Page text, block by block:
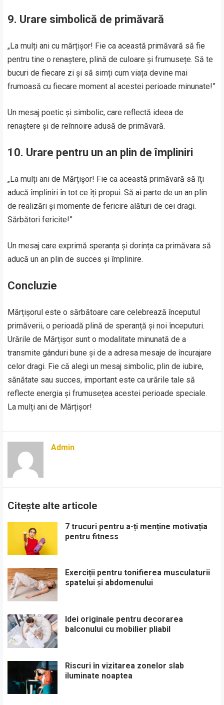
9. Urare simbolică de primăvară
„La mulți ani cu mărțișor! Fie ca această primăvară să fie
pentru tine o renaștere, plină de culoare și frumusețe. Să te
bucuri de fiecare zi și să simți cum viața devine mai
frumoasă cu fiecare moment al acestei perioade minunate!”
Un mesaj poetic și simbolic, care reflectă ideea de
renaștere și de reînnoire adusă de primăvară.
10. Urare pentru un an plin de împliniri
„La mulți ani de Mărțișor! Fie ca această primăvară să îți
aducă împliniri în tot ce îți propui. Să ai parte de un an plin
de realizări și momente de fericire alături de cei dragi.
Sărbători fericite!”
Un mesaj care exprimă speranța și dorința ca primăvara să
aducă un an plin de succes și împlinire.
Concluzie
Mărțișorul este o sărbătoare care celebrează începutul
primăverii, o perioadă plină de speranță și noi începuturi.
Urările de Mărțișor sunt o modalitate minunată de a
transmite gânduri bune și de a adresa mesaje de încurajare
celor dragi. Fie că alegi un mesaj simbolic, plin de iubire,
sănătate sau succes, important este ca urările tale să
reflecte energia și frumusețea acestei perioade speciale.
La mulți ani de Mărțișor!
Admin
Citește alte articole
7 trucuri pentru a-ți menține motivația
pentru fitness
Exerciții pentru tonifierea musculaturii
spatelui și abdomenului
Idei originale pentru decorarea
balconului cu mobilier pliabil
Riscuri în vizitarea zonelor slab
iluminate noaptea